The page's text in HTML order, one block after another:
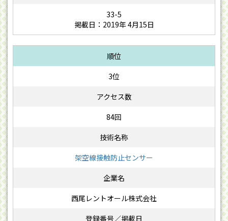
33-5
掲載日：2019年 4月15日
3位
84回
架空線接触防止センサー
西尾レントオール株式会社